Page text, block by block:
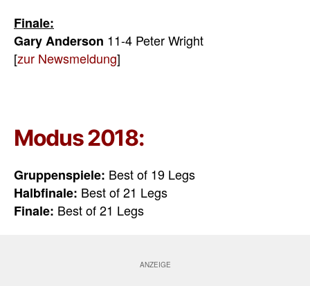
Finale:
Gary Anderson 11-4 Peter Wright
[zur Newsmeldung]
Modus 2018:
Gruppenspiele: Best of 19 Legs
Halbfinale: Best of 21 Legs
Finale: Best of 21 Legs